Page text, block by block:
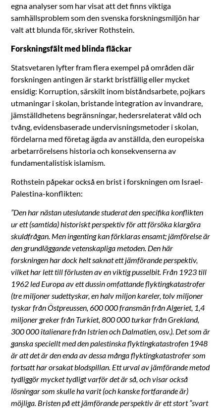
egna analyser som har visat att det finns viktiga
samhällsproblem som den svenska forskningsmiljön har
valt att blunda för, skriver Rothstein.
Forskningsfält med blinda fläckar
Statsvetaren lyfter fram flera exempel på områden där
forskningen antingen är starkt bristfällig eller mycket
ensidig: Korruption, särskilt inom biståndsarbete, pojkars
utmaningar i skolan, bristande integration av invandrare,
jämställdhetens begränsningar, hedersrelaterat våld och
tvång, evidensbaserade undervisningsmetoder i skolan,
fördelarna med företag ägda av anställda, den europeiska
arbetarrörelsens historia och konsekvenserna av
fundamentalistisk islamism.
Rothstein påpekar också en brist i forskningen om Israel-
Palestina-konflikten:
”Den har nästan uteslutande studerat den specifika konflikten
ur ett (samtida) historiskt perspektiv för att försöka klargöra
skuldfrågan. Men ingenting kan förklaras ensamt; jämförelse är
den grundläggande vetenskapliga metoden. Den här
forskningen har dock helt saknat ett jämförande perspektiv,
vilket har lett till förlusten av en viktig pusselbit. Från 1923 till
1962 led Europa av ett dussin omfattande flyktingkatastrofer
(tre miljoner sudettyskar, en halv miljon kareler, tolv miljoner
tyskar från Östpreussen, 600 000 fransmän från Algeriet, 1,4
miljoner greker från Turkiet, 800 000 turkar från Grekland,
300 000 italienare från Istrien och Dalmatien, osv.). Det som är
ganska speciellt med den palestinska flyktingkatastrofen 1948
är att det är den enda av dessa många flyktingkatastrofer som
fortsatt har orsakat blodspillan. Ett urval av jämförande metod
tydliggör mycket tydligt varför det är så, och visar också
lösningar som skulle ha varit (och kanske fortfarande är)
möjliga. Bristen på ett jämförande perspektiv är ett stort ”svart